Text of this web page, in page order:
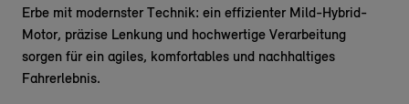
Erbe mit modernster Technik: ein effizienter Mild-Hybrid-
Motor, präzise Lenkung und hochwertige Verarbeitung
sorgen für ein agiles, komfortables und nachhaltiges
Fahrerlebnis.